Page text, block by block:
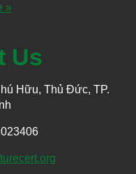
»
Us
Hữu, Thủ Đức, TP.